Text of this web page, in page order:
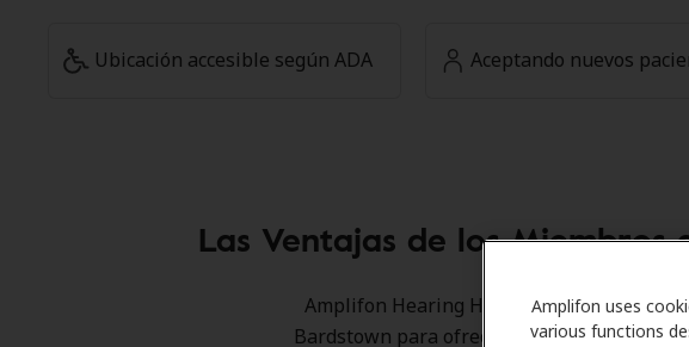
Amplifon uses
various functions
Ubicación accesible según ADA Aceptando nuevos
Las Ventajas de los
Amplifon Hearing Health Care se asocia
Bardstown para ofrecer descuentos